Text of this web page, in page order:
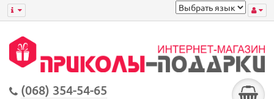
(068) 354-54-65